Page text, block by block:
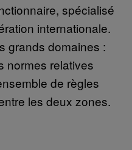
spécialisé
internationale.
grands domaines :
normes relatives
de règles
les deux zones.